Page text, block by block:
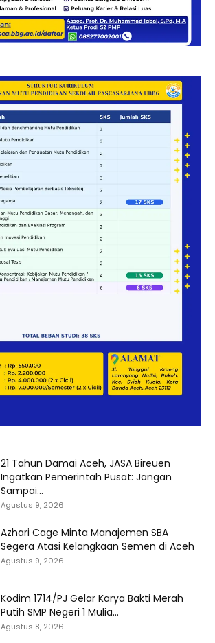
21 Tahun Damai Aceh, JASA Bireuen
Ingatkan Pemerintah Pusat: Jangan
Sampai...
Agustus 9, 2026
Azhari Cage Minta Manajemen SBA
Segera Atasi Kelangkaan Semen di Aceh
Agustus 9, 2026
Kodim 1714/PJ Gelar Karya Bakti Merah
Putih SMP Negeri 1 Mulia...
Agustus 8, 2026